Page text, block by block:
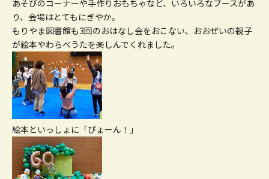
あそびのコーナーや手作りおもちゃなど、いろいろなブースがあ
り、会場はとてもにぎやか。
もりやま図書館も3回のおはなし会をおこない、おおぜいの親子
が絵本やわらべうたを楽しんでくれました。
絵本といっしょに「ぴょーん！」